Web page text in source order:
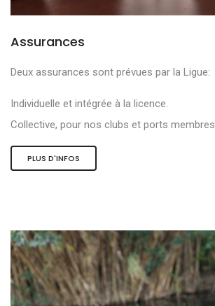
Assurances
Deux assurances sont prévues par la Ligue:
Individuelle et intégrée à la licence.
Collective, pour nos clubs et ports membres.
PLUS D'INFOS